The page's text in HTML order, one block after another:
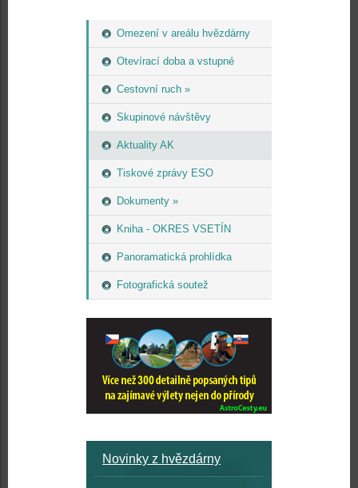
Omezení v areálu hvězdárny
Otevírací doba a vstupné
Cestovní ruch »
Skupinové návštěvy
Aktuality AK
Tiskové zprávy ESO
Dokumenty »
Kniha - OKRES VSETÍN
Panoramatická prohlídka
Fotografická soutež
Novinky z hvězdárny